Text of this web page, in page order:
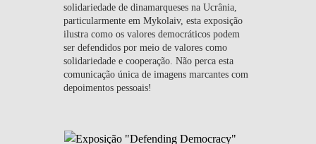
solidariedade de dinamarqueses na Ucrânia,
particularmente em Mykolaiv, esta exposição
ilustra como os valores democráticos podem
ser defendidos por meio de valores como
solidariedade e cooperação. Não perca esta
comunicação única de imagens marcantes com
depoimentos pessoais!